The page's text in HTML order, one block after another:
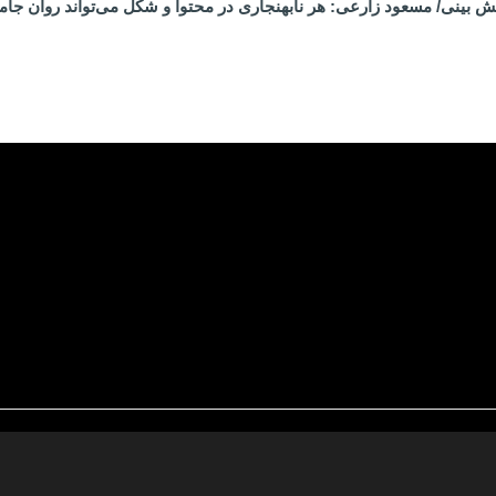
بینی/ مسعود زارعی: هر نابهنجاری در محتوا و شکل می‌تواند روان